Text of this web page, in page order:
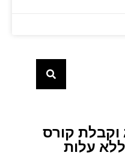
וקבלת קורס
עלות